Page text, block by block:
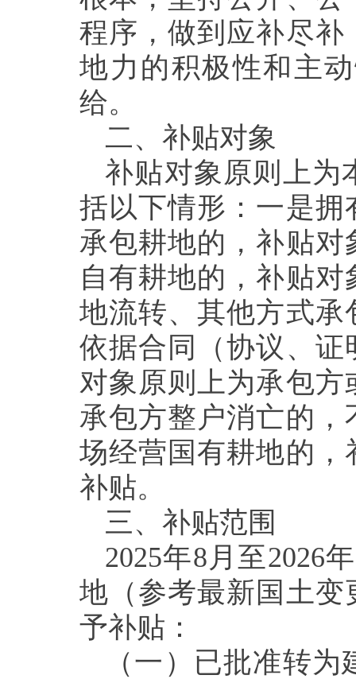
程序，做到应补尽补
地力的积极性和主
给。
二、 补贴对象
补贴对象原则上为
括以下情形：一是
承包耕地的，补贴
自有耕地的，补贴
地流转、其他方式
依据合同（协议、
对象原则上为承包
承包方整户消亡的
场经营国有耕地的
补贴。
三、 补贴范围
2025年8月至2026
地（参考最新国土变
予补贴：
（一） 已批准转为